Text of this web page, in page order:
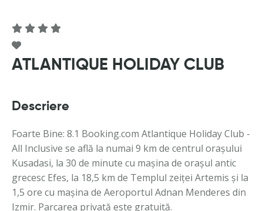
ATLANTIQUE HOLIDAY CLUB
Descriere
Foarte Bine: 8.1 Booking.com Atlantique Holiday Club -
All Inclusive se află la numai 9 km de centrul orașului
Kusadasi, la 30 de minute cu mașina de orașul antic
grecesc Efes, la 18,5 km de Templul zeiței Artemis și la
1,5 ore cu mașina de Aeroportul Adnan Menderes din
Izmir. Parcarea privată este gratuită.